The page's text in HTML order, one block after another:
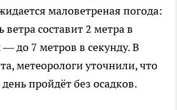
маловетреная погода:
ветра составит 2 метра в
до 7 метров в секунду. В
метеорологи уточнили, что
пройдёт без осадков.